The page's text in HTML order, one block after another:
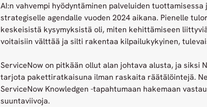
AI:n vahvempi hyödyntäminen palveluiden
strategiselle agendalle vuoden 2024 aikana. Pienelle
keskeisistä kysymyksistä oli, miten kehittämiseen
voitaisiin välttää ja silti rakentaa kilpailukykyinen,
ServiceNow on pitkään ollut alan johtava alusta, ja siksi
tarjota pakettiratkaisuna ilman raskaita räätälöintejä.
ServiceNow Knowledgen -tapahtumaan hakemaan
suuntaviivoja.